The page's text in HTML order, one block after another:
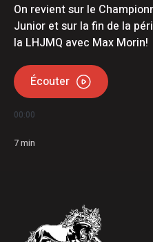
On revient sur le
Junior et sur la fin de la
la LHJMQ avec Max Morin!
Écouter
00:00
7min